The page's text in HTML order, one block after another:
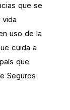
que se
uso de la
cuida a
que
Seguros